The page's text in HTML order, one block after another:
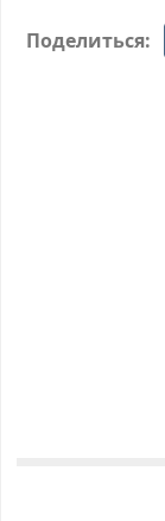
Поделиться: